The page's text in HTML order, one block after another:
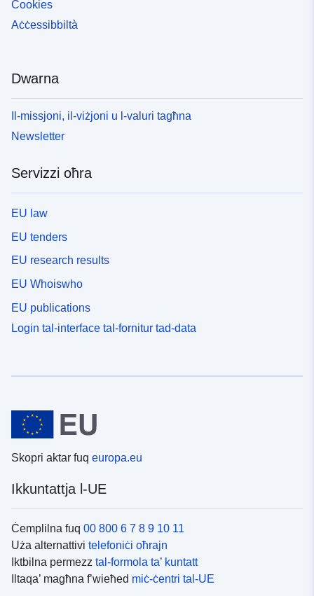
Cookies
Aċċessibbiltà
Dwarna
Il-missjoni, il-viżjoni u l-valuri tagħna
Newsletter
Servizzi oħra
EU law
EU tenders
EU research results
EU Whoiswho
EU publications
Login tal-interface tal-fornitur tad-data
Skopri aktar fuq europa.eu
Ikkuntattja l-UE
Ċemplilna fuq 00 800 6 7 8 9 10 11
Uża alternattivi telefoniċi oħrajn
Iktbilna permezz tal-formola ta’ kuntatt
Iltaqa’ magħna f’wieħed miċ-ċentri tal-UE